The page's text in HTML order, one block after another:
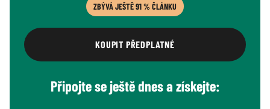
ZBÝVÁ JEŠTĚ 91 % ČLÁNKU
KOUPIT PŘEDPLATNÉ
Připojte se ještě dnes a získejte: